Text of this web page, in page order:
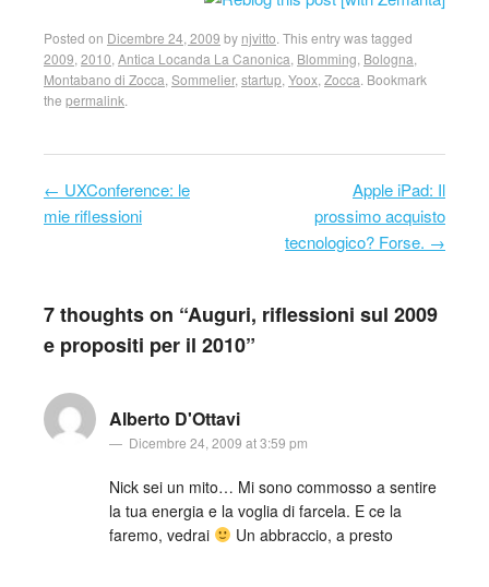
Posted on Dicembre 24, 2009 by njvitto . This entry was tagged
2009 2010 Antica Locanda La Canonica Blomming Bologna
Montabano di Zocca Sommelier, startup Yoox Zocca . Bookmark
the permalink
Post navigation
← UXConference: le
mie riflessioni
Apple iPad: Il
prossimo acquisto
tecnologico? Forse. →
7 thoughts on “Auguri, riflessioni sul 2009
e propositi per il 2010”
Alberto D'Ottavi
Dicembre 24, 2009 at 3:59 pm
Nick sei un mito… Mi sono commosso a sentire
la tua energia e la voglia di farcela. E ce la
faremo, vedrai
Un abbraccio, a presto